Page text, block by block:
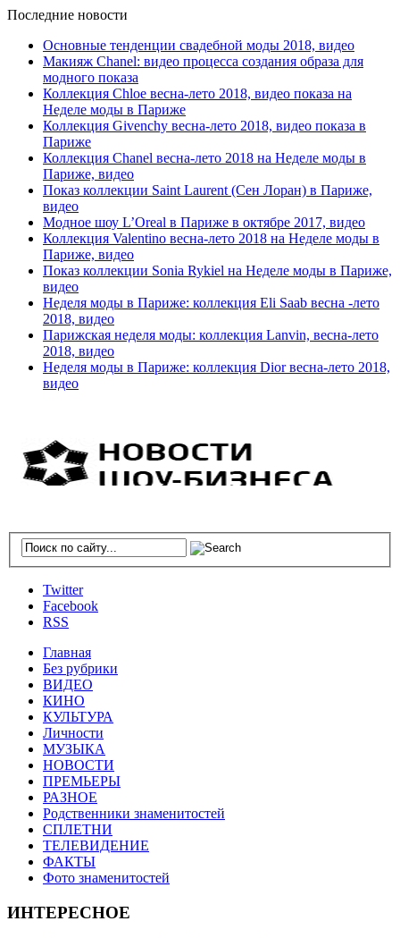
Последние новости
Основные тенденции свадебной моды 2018, видео
Макияж Chanel: видео процесса создания образа для
модного показа
Коллекция Chloe весна-лето 2018, видео показа на
Неделе моды в Париже
Коллекция Givenchy весна-лето 2018, видео показа в
Париже
Коллекция Chanel весна-лето 2018 на Неделе моды в
Париже, видео
Показ коллекции Saint Laurent (Сен Лоран) в Париже,
видео
Модное шоу L’Oreal в Париже в октябре 2017, видео
Коллекция Valentino весна-лето 2018 на Неделе моды в
Париже, видео
Показ коллекции Sonia Rykiel на Неделе моды в Париже,
видео
Неделя моды в Париже: коллекция Eli Saab весна -лето
2018, видео
Парижская неделя моды: коллекция Lanvin, весна-лето
2018, видео
Неделя моды в Париже: коллекция Dior весна-лето 2018,
видео
Twitter
Facebook
RSS
Главная
Без рубрики
ВИДЕО
КИНО
КУЛЬТУРА
Личности
МУЗЫКА
НОВОСТИ
ПРЕМЬЕРЫ
РАЗНОЕ
Родственники знаменитостей
СПЛЕТНИ
ТЕЛЕВИДЕНИЕ
ФАКТЫ
Фото знаменитостей
ИНТЕРЕСНОЕ